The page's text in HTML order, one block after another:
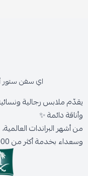
اي سفن ستور
يقدّم ملابس رجالية
وأناقة دائمة ✨
من أشهر البراندات العالمية،
وسعداء بخدمة أكثر من 300,000 عميل حول المملكة.